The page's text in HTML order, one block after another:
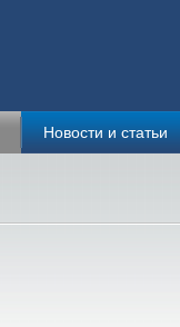
Новости и статьи